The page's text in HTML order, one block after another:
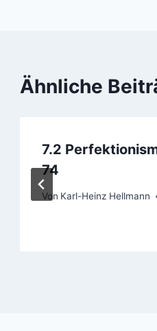
Ähnliche
7.2
74
Von Karl-Heinz Hellmann